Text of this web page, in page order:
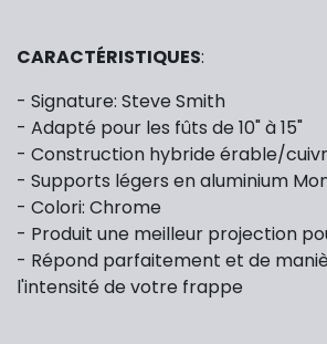
CARACTÉRISTIQUES:
- Signature: Steve Smith
- Adapté pour les fûts de 10" à 15"
- Construction hybride érable/
- Supports légers en aluminium
- Colori: Chrome
- Produit une meilleur projection
- Répond parfaitement et de
l'intensité de votre frappe